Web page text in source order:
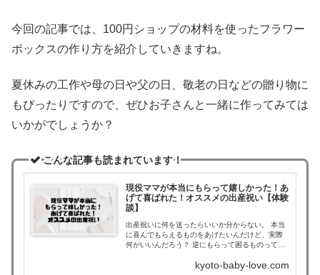
今回の記事では、100円ショップの材料を使ったフラワー
ボックスの作り方を紹介していきますね。
夏休みの工作や母の日や父の日、敬老の日などの贈り物に
もぴったりですので、ぜひお子さんと一緒に作ってみては
いかがでしょうか？
こんな記事も読まれています！
現役ママが本当にもらって嬉しかった！あ
げて喜ばれた！オススメの出産祝い【体験
談】
出産祝いに何を送ったらいいか分からない。 本当
に喜んでもらえるものをあげたいんだけど、実際
何がいいんだろう？ 逆にもらって困るものってあ
kyoto-baby-love.com